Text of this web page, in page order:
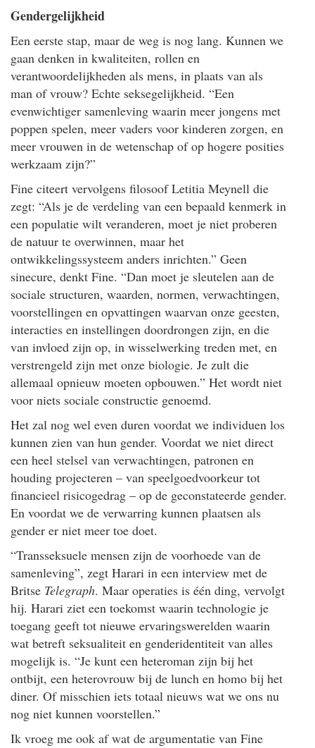
Gendergelijkheid
Een eerste stap, maar de weg is nog lang. Kunnen we
gaan denken in kwaliteiten, rollen en
verantwoordelijkheden als mens, in plaats van als
man of vrouw? Echte seksegelijkheid. “Een
evenwichtiger samenleving waarin meer jongens met
poppen spelen, meer vaders voor kinderen zorgen, en
meer vrouwen in de wetenschap of op hogere posities
werkzaam zijn?”
Fine citeert vervolgens filosoof Letitia Meynell die
zegt: “Als je de verdeling van een bepaald kenmerk in
een populatie wilt veranderen, moet je niet proberen
de natuur te overwinnen, maar het
ontwikkelingssysteem anders inrichten.” Geen
sinecure, denkt Fine. “Dan moet je sleutelen aan de
sociale structuren, waarden, normen, verwachtingen,
voorstellingen en opvattingen waarvan onze geesten,
interacties en instellingen doordrongen zijn, en die
van invloed zijn op, in wisselwerking treden met, en
verstrengeld zijn met onze biologie. Je zult die
allemaal opnieuw moeten opbouwen.” Het wordt niet
voor niets sociale constructie genoemd.
Het zal nog wel even duren voordat we individuen los
kunnen zien van hun gender. Voordat we niet direct
een heel stelsel van verwachtingen, patronen en
houding projecteren – van speelgoedvoorkeur tot
financieel risicogedrag – op de geconstateerde gender.
En voordat we de verwarring kunnen plaatsen als
gender er niet meer toe doet.
“Transseksuele mensen zijn de voorhoede van de
samenleving”, zegt Harari in een interview met de
Britse Telegraph. Maar operaties is één ding, vervolgt
hij. Harari ziet een toekomst waarin technologie je
toegang geeft tot nieuwe ervaringswerelden waarin
wat betreft seksualiteit en genderidentiteit van alles
mogelijk is. “Je kunt een heteroman zijn bij het
ontbijt, een heterovrouw bij de lunch en homo bij het
diner. Of misschien iets totaal nieuws wat we ons nu
nog niet kunnen voorstellen.”
Ik vroeg me ook af wat de argumentatie van Fine